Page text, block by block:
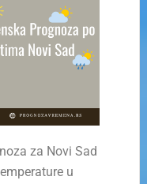
za Novi Sad
u